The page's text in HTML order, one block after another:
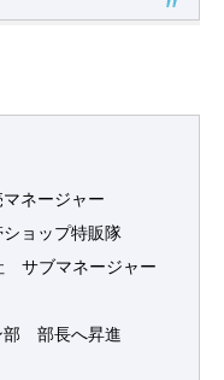
ネージャー
ョップ特販隊
サブマネージャー
部 部長へ昇進